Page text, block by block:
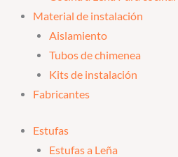
Material de instalación
Aislamiento
Tubos de chimenea
Kits de instalación
Fabricantes
Estufas
Estufas a Leña